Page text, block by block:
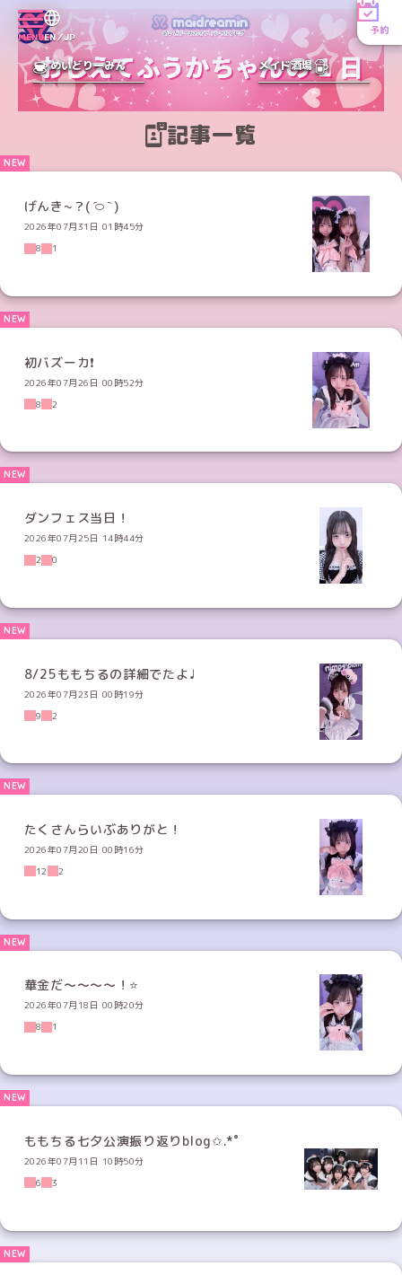
MENUEN／JP
予約
めいどりーみん メイド酒場
記事一覧
げんき~？( ᷇࿀ ᷆ )
2026年07月31日 01時45分
8
1
初バズーカ❗️
2026年07月26日 00時52分
8
2
ダンフェス当日！
2026年07月25日 14時44分
2
0
8/25ももちるの詳細でたよ♩
2026年07月23日 00時19分
9
2
たくさんらいぶありがと！
2026年07月20日 00時16分
12
2
華金だ〜〜〜〜！⭐️
2026年07月18日 00時20分
8
1
ももちる七夕公演振り返りblog✩.*˚
2026年07月11日 10時50分
6
3